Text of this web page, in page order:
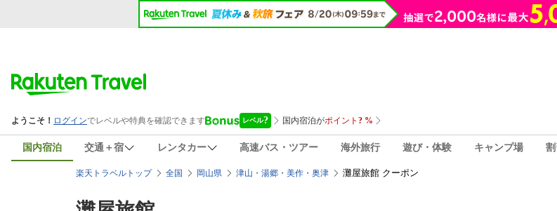
国内宿泊 交通＋宿 レンタカー 高速バス・ツアー 海外旅行 遊び・体験 キャンプ場
楽天トラベルトップ 全国 岡山県 津山・湯郷・美作・奥津 灘屋旅館 クーポン